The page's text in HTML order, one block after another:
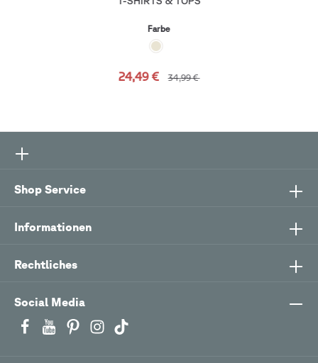
Farbe
24,49 € 34,99 €
Social Media
Shop Service
Informationen
Rechtliches